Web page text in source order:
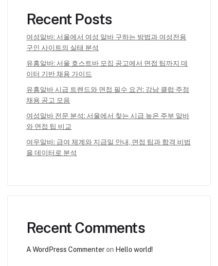
Recent Posts
여성알바: 서울에서 여성 알바 구하는 방법과 여성전용
구인 사이트의 실태 분석
유흥알바: 서울 호스트바 모집 공고에서 면접 팁까지 데
이터 기반 채용 가이드
유흥알바 시급 트렌드와 면접 필수 요건: 강남 클럽·주점
채용 공고 모음
여성알바 전문 분석: 서울에서 찾는 시급 높은 주부 알바
와 면접 팁 비교
여우알바: 급여 체계와 지급일 안내, 면접 팁과 합격 비법
을 데이터로 분석
Recent Comments
A WordPress Commenteron Hello world!